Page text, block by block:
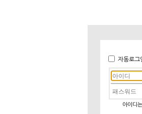
자동로그
아이디